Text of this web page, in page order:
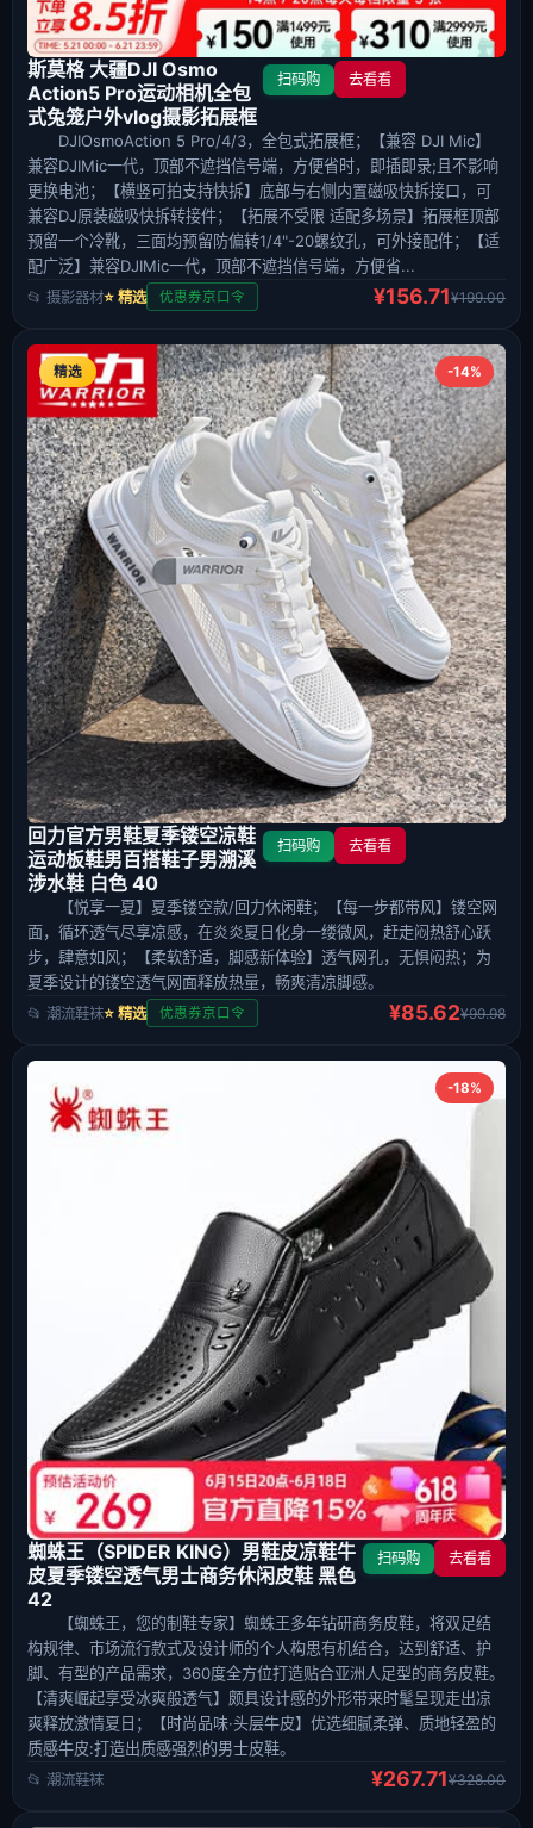
斯莫格 大疆DJI Osmo
Action5 Pro运动相机全包
式兔笼户外vlog摄影拓展框
扫码购 去看看
DJIOsmoAction 5 Pro/4/3，全包式拓展框；【兼容 DJI Mic】
兼容DJIMic一代，顶部不遮挡信号端，方便省时，即插即录;且不影响
更换电池；【横竖可拍支持快拆】底部与右侧内置磁吸快拆接口，可
兼容DJ原装磁吸快拆转接件；【拓展不受限 适配多场景】拓展框顶部
预留一个冷靴，三面均预留防偏转1/4"-20螺纹孔，可外接配件；【适
配广泛】兼容DJIMic一代，顶部不遮挡信号端，方便省...
📂 摄影器材⭐ 精选 优惠券京口令 ¥156.71¥199.00
-14%
精选
回力官方男鞋夏季镂空凉鞋
运动板鞋男百搭鞋子男溯溪
涉水鞋 白色 40
扫码购 去看看
【悦享一夏】夏季镂空款/回力休闲鞋；【每一步都带风】镂空网
面，循环透气尽享凉感，在炎炎夏日化身一缕微风，赶走闷热舒心跃
步，肆意如风；【柔软舒适，脚感新体验】透气网孔，无惧闷热；为
夏季设计的镂空透气网面释放热量，畅爽清凉脚感。
📂 潮流鞋袜⭐ 精选 优惠券京口令 ¥85.62¥99.98
-18%
蜘蛛王（SPIDER KING）男鞋皮凉鞋牛
皮夏季镂空透气男士商务休闲皮鞋 黑色
42
扫码购 去看看
【蜘蛛王，您的制鞋专家】蜘蛛王多年钻研商务皮鞋，将双足结
构规律、市场流行款式及设计师的个人构思有机结合，达到舒适、护
脚、有型的产品需求，360度全方位打造贴合亚洲人足型的商务皮鞋。
【清爽崛起享受冰爽般透气】颇具设计感的外形带来时髦呈现走出凉
爽释放激情夏日；【时尚品味·头层牛皮】优选细腻柔弹、质地轻盈的
质感牛皮:打造出质感强烈的男士皮鞋。
📂 潮流鞋袜 ¥267.71¥328.00